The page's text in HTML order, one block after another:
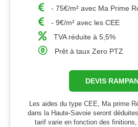
- 75€/m² avec Ma Prime
- 9€/m² avec les CEE
TVA réduite à 5,5%
Prêt à taux Zero PTZ
DEVIS
Les aides du type CEE, Ma prime
dans la Haute-Savoie seront
tarif varie en fonction des